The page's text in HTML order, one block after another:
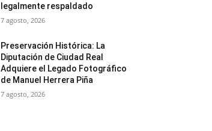
legalmente respaldado
7 agosto, 2026
Preservación Histórica: La
Diputación de Ciudad Real
Adquiere el Legado Fotográfico
de Manuel Herrera Piña
7 agosto, 2026